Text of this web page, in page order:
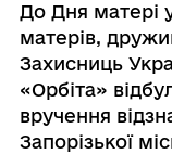
До Дня матері
матерів,
Захисниць
«Орбіта»
вручення
Запорізької